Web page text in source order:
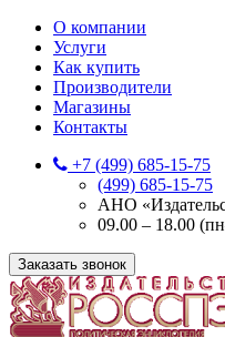
О компании
Услуги
Как купить
Производители
Магазины
Контакты
+7 (499) 685-15-75
(499) 685-15-75
АНО
09.00 – 18.00
Заказать звонок